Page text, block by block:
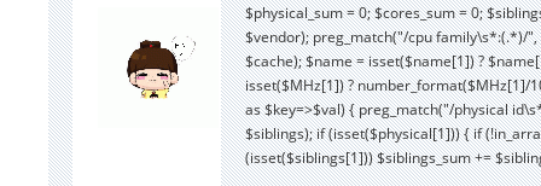
$physical_sum = 0; $cores_sum = 0;
$vendor); preg_match("/cpu family\s*:(.*)/
$cache); $name = isset($name[1]) ?
isset($MHz[1]) ? number_format($MHz[1]/
as $key=>$val) { preg_match("/physical
$siblings); if (isset($physical[1])) { if
(isset($siblings[1])) $siblings_sum +=